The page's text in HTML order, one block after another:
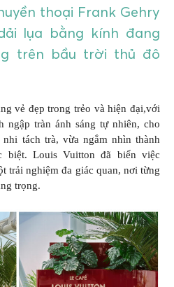
thoại Frank Gehry
lụa bằng kính đang
trên bầu trời thủ đô
vẻ đẹp trong trẻo và hiện đại,với
ngập tràn ánh sáng tự nhiên, cho
tách trà, vừa ngắm nhìn thành
biệt. Louis Vuitton đã biến việc
trải nghiệm đa giác quan, nơi từng
trọng.